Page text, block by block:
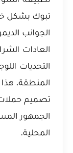
تبوك بشكل
الجوانب
العادات
التحديات
المنطقة.
تصميم
الجمهور
المحلية.